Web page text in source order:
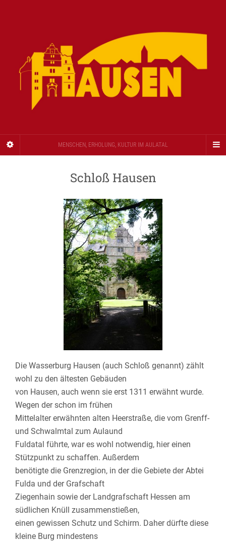
MENSCHEN, ERHOLUNG, KULTUR IM AULATAL
Schloß Hausen
Die Wasserburg Hausen (auch Schloß genannt) zählt
wohl zu den ältesten Gebäuden
von Hausen, auch wenn sie erst 1311 erwähnt wurde.
Wegen der schon im frühen
Mittelalter erwähnten alten Heerstraße, die vom Grenff-
und Schwalmtal zum Aulaund
Fuldatal führte, war es wohl notwendig, hier einen
Stützpunkt zu schaffen. Außerdem
benötigte die Grenzregion, in der die Gebiete der Abtei
Fulda und der Grafschaft
Ziegenhain sowie der Landgrafschaft Hessen am
südlichen Knüll zusammenstießen,
einen gewissen Schutz und Schirm. Daher dürfte diese
kleine Burg mindestens